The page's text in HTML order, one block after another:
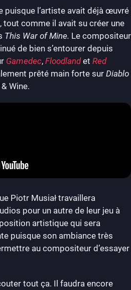
puisque l’artiste avait déjà œuvré
tout comme il avait su créer une
This War of Mine. Le compositeur
de bien s’entourer depuis
Gamedec, Floodlandet Red
prêté main forte sur Diablo
& Wine.
Piotr Musiał travaillera
pour un autre de leur jeu à
artistique qui sera
puisque son ambiance très
au compositeur d’essayer
tout ça. Il faudra encore